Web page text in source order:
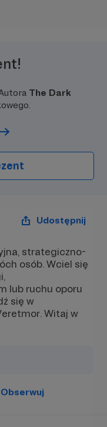
The Dark
Udostępnij
strategiczno-
osób. Wciel się
lub ruchu oporu
się w
Witaj w
Obserwuj